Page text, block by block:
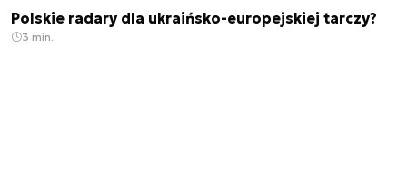
Polskie radary dla ukraińsko-europejskiej tarczy?
3 min.